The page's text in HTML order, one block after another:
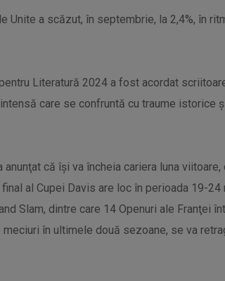
Unite a scăzut, în septembrie, la 2,4%, în
Literatură 2024 a fost acordat
care se confruntă cu traume istorice
anunţat că îşi va încheia cariera luna
final al Cupei Davis are loc în perioada 19-
Slam, dintre care 14 Openuri ale Franţei
meciuri în ultimele două sezoane, se va